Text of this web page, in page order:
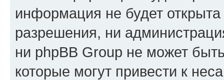
информация не будет
разрешения, ни
ни phpBB Group не может
которые могут привести к